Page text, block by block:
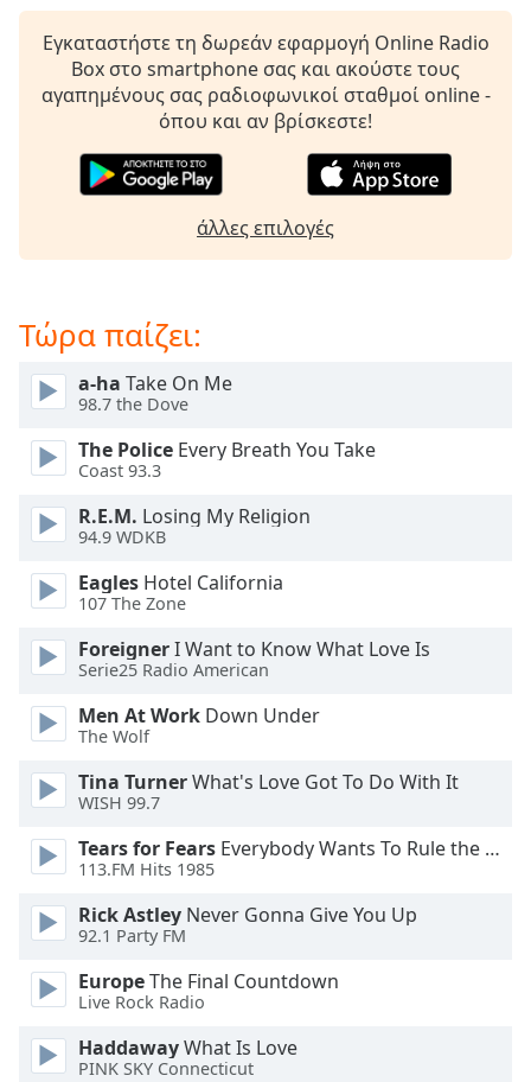
dialog
window.
Escape
window.
Color
Opacity
Text
Background
Color
Opacity
Caption
Background
Color
Size
Text
Edge
Style
Εγκαταστήστε τη δωρεάν εφαρμογή Online Radio
Box στο smartphone σας και ακούστε τους
αγαπημένους σας ραδιοφωνικοί σταθμοί online -
όπου και αν βρίσκεστε!
άλλες επιλογές
Τώρα παίζει:
a-ha Take On Me
98.7 the Dove
The Police Every Breath You Take
Coast 93.3
R.E.M. Losing My Religion
94.9 WDKB
Eagles Hotel California
107 The Zone
ForeignerI Want to Know What Love Is
Serie25 Radio American
Men At Work Down Under
The Wolf
Tina TurnerWhat's Love Got To Do With It
WISH 99.7
Tears for Fears Everybody Wants To Rule the World
113.FM Hits 1985
Rick Astley Never Gonna Give You Up
92.1 Party FM
EuropeThe Final Countdown
Live Rock Radio
HaddawayWhat Is Love
PINK SKY Connecticut